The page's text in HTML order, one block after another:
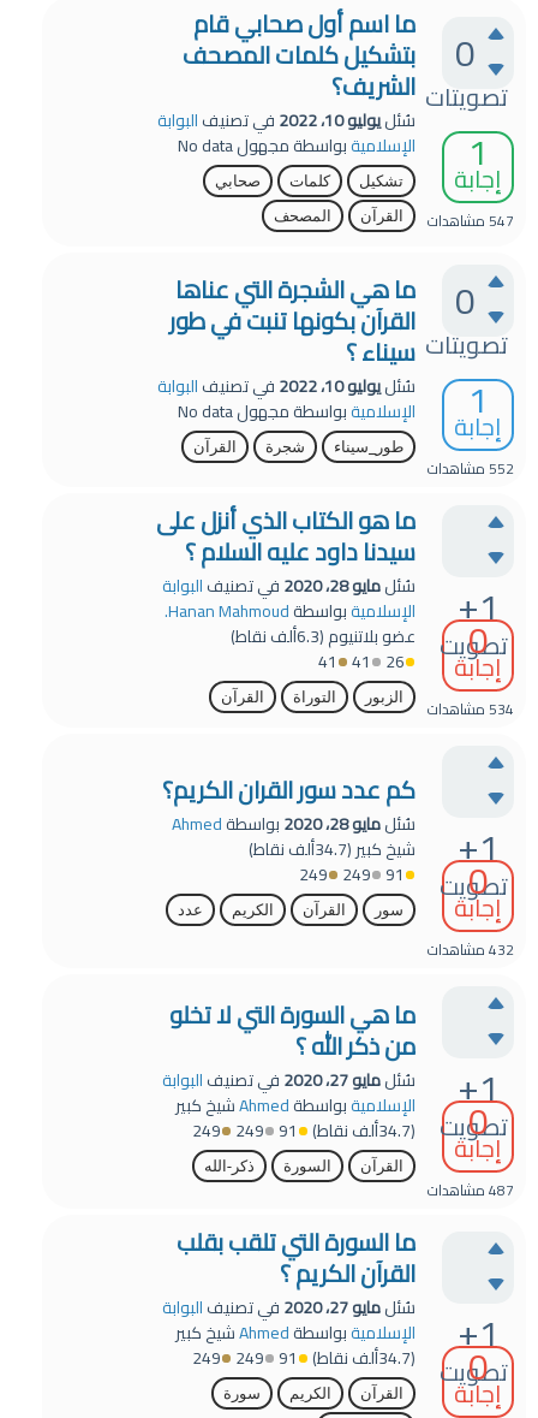
0
تصويتات
1
إجابة
547مشاهدات
ما اسم أول صحابي قام
بتشكيل كلمات المصحف
الشريف؟
سُئليوليو 10، 2022 في تصنيفالبوابة
الإسلاميةبواسطةمجهولNo data
تشكيل كلمات
صحابي
القرآن
المصحف
0
تصويتات
1
إجابة
552مشاهدات
ما هي الشجرة التي عناها
القرآن بكونها تنبت في طور
سيناء ؟
سُئليوليو 10، 2022 في تصنيفالبوابة
الإسلاميةبواسطةمجهولNo data
طور_سيناء شجرة القرآن
+1
تصويت
0
إجابة
534مشاهدات
ما هو الكتاب الذي أنزل على
سيدنا داود عليه السلام ؟
سُئلمايو 28، 2020 في تصنيفالبوابة
الإسلاميةبواسطةHanan Mahmoud.
عضو بلاتنيوم(6.3ألف
نقاط)
26
41
41
الزبور التوراة القرآن
+1
تصويت
0
إجابة
432مشاهدات
كم عدد سور القران الكريم؟
سُئلمايو 28، 2020 بواسطةAhmed
شيخ كبير(34.7ألف
نقاط)
91
249
249
سور القرآن الكريم عدد
+1
تصويت
0
إجابة
487مشاهدات
ما هي السورة التي لا تخلو
من ذكر الله ؟
سُئلمايو 27، 2020 في تصنيفالبوابة
الإسلاميةبواسطةAhmedشيخ كبير
(34.7ألف نقاط) 91
249
249
القرآن السورة ذكر-الله
+1
تصويت
0
إجابة
ما السورة التي تلقب بقلب
القرآن الكريم ؟
سُئلمايو 27، 2020 في تصنيفالبوابة
الإسلاميةبواسطةAhmedشيخ كبير
(34.7ألف نقاط) 91
249
249
القرآن الكريم
سورة